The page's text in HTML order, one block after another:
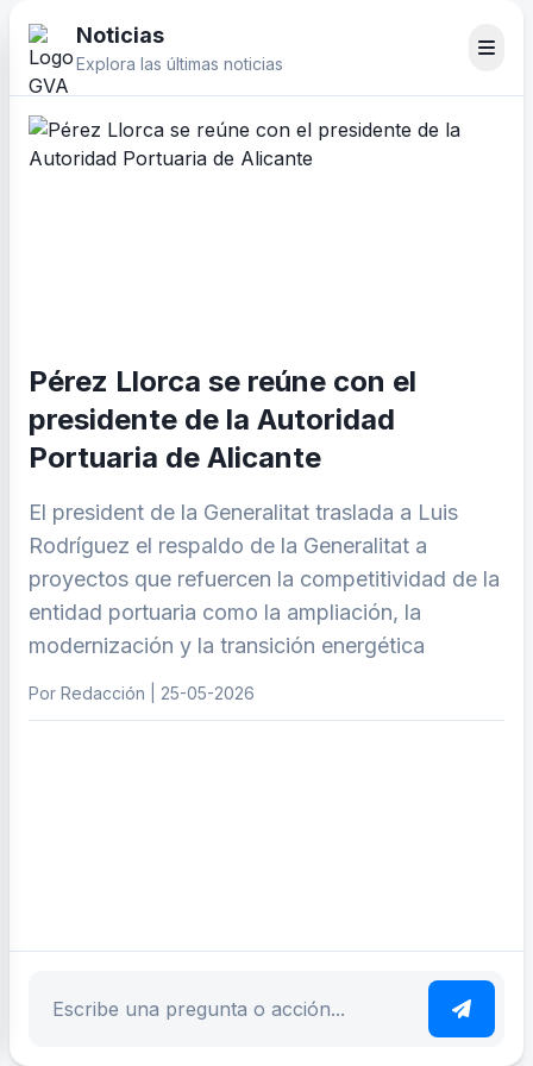
Noticias
Explora las últimas noticias
Pérez Llorca se reúne con el
presidente de la Autoridad
Portuaria de Alicante
El president de la Generalitat traslada a Luis
Rodríguez el respaldo de la Generalitat a
proyectos que refuercen la competitividad de la
entidad portuaria como la ampliación, la
modernización y la transición energética
Por Redacción | 25-05-2026
Escribe tu pregunta